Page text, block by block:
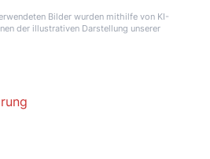
Bilder wurden mithilfe von KI-
der illustrativen Darstellung unserer